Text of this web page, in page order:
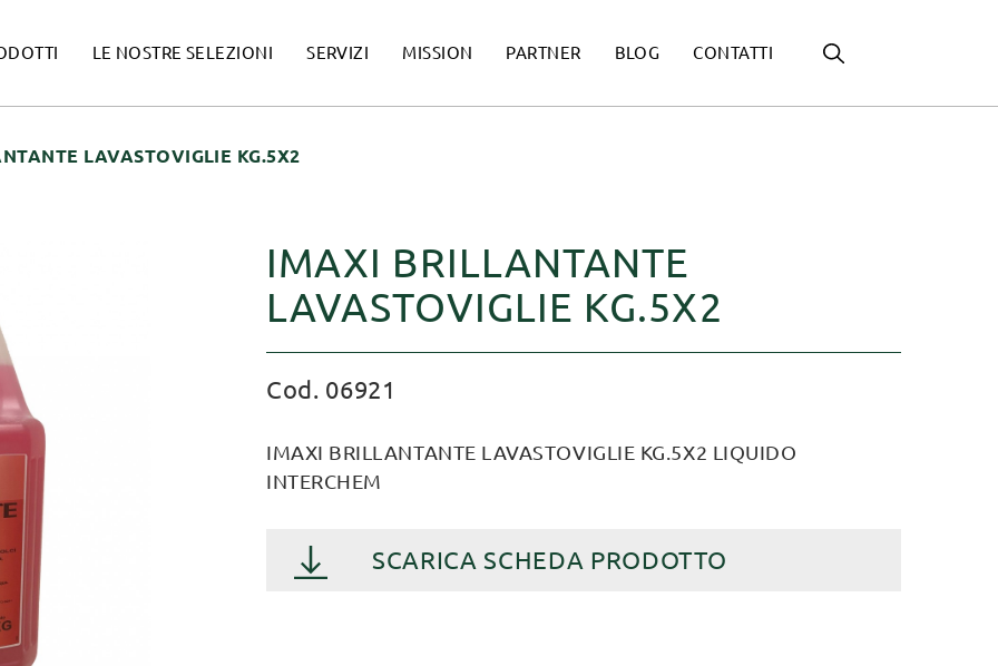
LE NOSTRE SELEZIONI SERVIZI MISSION PARTNER BLOG CONTATTI
LAVASTOVIGLIE KG.5X2
IMAXI BRILLANTANTE
LAVASTOVIGLIE KG.5X2
Cod. 06921
IMAXI BRILLANTANTE LAVASTOVIGLIE KG.5X2 LIQUIDO
INTERCHEM
SCARICA SCHEDA PRODOTTO